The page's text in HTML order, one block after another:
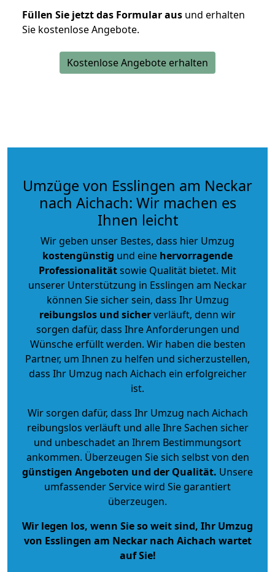
Füllen Sie jetzt das Formular aus und erhalten
Sie kostenlose Angebote.
Kostenlose Angebote erhalten
Umzüge von Esslingen am Neckar
nach Aichach: Wir machen es
Ihnen leicht
Wir geben unser Bestes, dass hier Umzug
kostengünstig und eine hervorragende
Professionalitätsowie Qualität bietet. Mit
unserer Unterstützung in Esslingen am Neckar
können Sie sicher sein, dass Ihr Umzug
reibungslos und sicherverläuft, denn wir
sorgen dafür, dass Ihre Anforderungen und
Wünsche erfüllt werden. Wir haben die besten
Partner, um Ihnen zu helfen und sicherzustellen,
dass Ihr Umzug nach Aichach ein erfolgreicher
ist.
Wir sorgen dafür, dass Ihr Umzug nach Aichach
reibungslos verläuft und alle Ihre Sachen sicher
und unbeschadet an Ihrem Bestimmungsort
ankommen. Überzeugen Sie sich selbst von den
günstigen Angeboten und der Qualität. Unsere
umfassender Service wird Sie garantiert
überzeugen.
Wir legen los, wenn Sie so weit sind, Ihr Umzug
von Esslingen am Neckar nach Aichach wartet
auf Sie!